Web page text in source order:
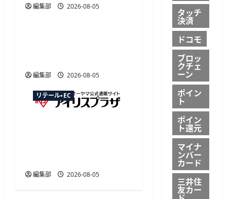
編集部 2026-08-05
リテール・EC
編集部 2026-08-05
リテール・EC
編集部 2026-08-05
タッチ
決済
ドコモ
ブロッ
クチェ
ーン
ポイン
ト
ポイン
ト還元
マイナ
ンバー
カード
三井住
友カー